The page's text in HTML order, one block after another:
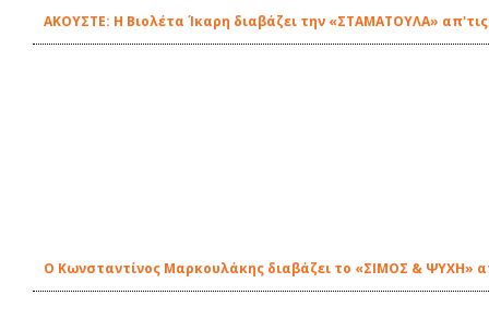
ΑΚΟΥΣΤΕ: Η Βιολέτα Ίκαρη διαβάζει την «ΣΤΑΜΑΤΟΥΛΑ»
Ο Κωνσταντίνος Μαρκουλάκης διαβάζει το «ΣΙΜΟΣ & ΨΥΧΗ»